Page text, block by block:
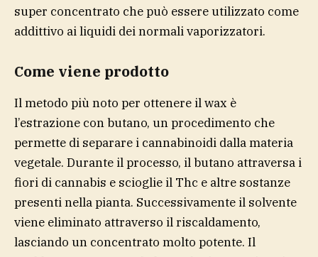
super concentrato che può essere utilizzato come
addittivo ai liquidi dei normali vaporizzatori.
Come viene prodotto
Il metodo più noto per ottenere il wax è
l’estrazione con butano, un procedimento che
permette di separare i cannabinoidi dalla materia
vegetale. Durante il processo, il butano attraversa i
fiori di cannabis e scioglie il Thc e altre sostanze
presenti nella pianta. Successivamente il solvente
viene eliminato attraverso il riscaldamento,
lasciando un concentrato molto potente. Il